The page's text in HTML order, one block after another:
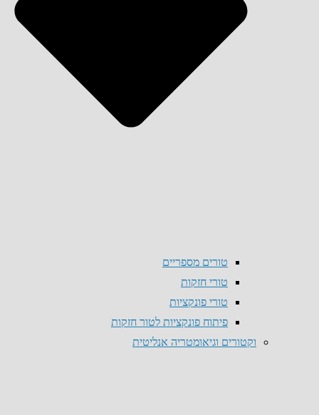
טורים מספריים
טורי חזקות
טורי פונקציות
פיתוח פונקציות לטור חזקות
וקטורים וגיאומטריה אנליטית